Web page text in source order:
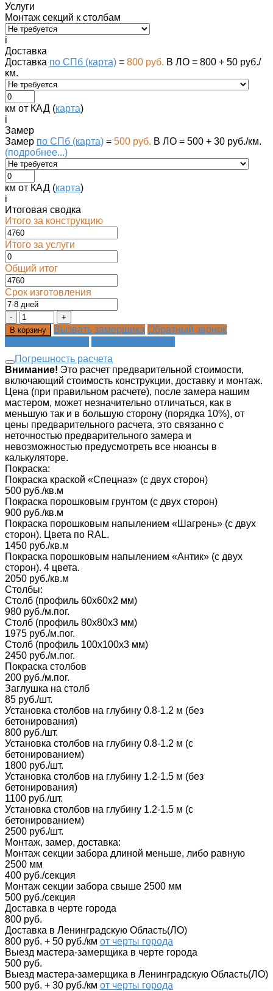
Услуги
Монтаж секций к столбам
i
Доставка
Доставка по СПб (карта) = 800 руб. В ЛО = 800 + 50 руб./
км.
км от КАД (карта)
i
Замер
Замер по СПб (карта) = 500 руб. В ЛО = 500 + 30 руб./км.
(подробнее...)
км от КАД (карта)
i
Итоговая сводка
Итого за конструкцию
Итого за услуги
Общий итог
Срок изготовления
В корзину Вызвать замерщика Обратный звонок
Погрешность расчета
Внимание! Это расчет предварительной стоимости,
включающий стоимость конструкции, доставку и монтаж.
Цена (при правильном расчете), после замера нашим
мастером, может незначительно отличаться, как в
меньшую так и в большую сторону (порядка 10%), от
цены предварительного расчета, это связанно с
неточностью предварительного замера и
невозможностью предусмотреть все нюансы в
калькуляторе.
Покраска:
Покраска краской «‎Спецназ» (с двух сторон)
500 руб./кв.м
Покраска порошковым грунтом (с двух сторон)
900 руб./кв.м
Покраска порошковым напылением «Шагрень» (с двух
сторон). Цвета по RAL.
1450 руб./кв.м
Покраска порошковым напылением «Антик» (с двух
сторон). 4 цвета.
2050 руб./кв.м
Столбы:
Столб (профиль 60х60х2 мм)
980 руб./м.пог.
Столб (профиль 80х80х3 мм)
1975 руб./м.пог.
Столб (профиль 100х100х3 мм)
2450 руб./м.пог.
Покраска столбов
200 руб./м.пог.
Заглушка на столб
85 руб./шт.
Установка столбов на глубину 0.8-1.2 м (без
бетонирования)
800 руб./шт.
Установка столбов на глубину 0.8-1.2 м (с
бетонированием)
1800 руб./шт.
Установка столбов на глубину 1.2-1.5 м (без
бетонирования)
1100 руб./шт.
Установка столбов на глубину 1.2-1.5 м (с
бетонированием)
2500 руб./шт.
Монтаж, замер, доставка:
Монтаж секции забора длиной меньше, либо равную
2500 мм
400 руб./секция
Монтаж секции забора свыше 2500 мм
500 руб./секция
Доставка в черте города
800 руб.
Доставка в Ленинградскую Область(ЛО)
800 руб. + 50 руб./км от черты города
Выезд мастера-замерщика в черте города
500 руб.
Выезд мастера-замерщика в Ленинградскую Область(ЛО)
500 руб. + 30 руб./км от черты города